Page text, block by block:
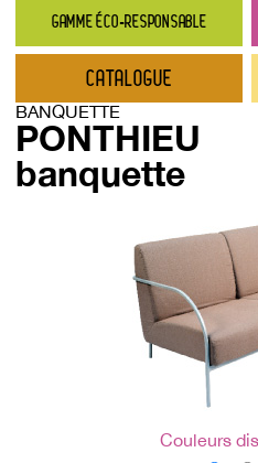
GAMME ÉCO-RESPONSABLE
Catalogue
→ Nouveautés
→ Gamme éco-responsable
→ Rubriques
→ Noms / Références
→ Ensembles
Modélisation 2D/3D
CATALOGUE
BANQUETTE
PONTHIEU
banquette
Couleurs